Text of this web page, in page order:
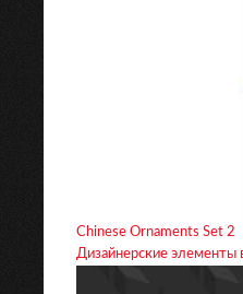
Chinese Ornaments Set 2
Дизайнерские элементы